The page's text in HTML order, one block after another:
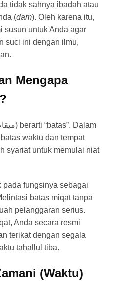
tidak sahnya ibadah atau
(dam). Oleh karena itu,
susun untuk Anda agar
suci ini dengan ilmu,
Mengapa
waktu dan tempat
syariat untuk memulai niat
pada fungsinya sebagai
batas miqat tanpa
pelanggaran serius.
Anda secara resmi
terikat dengan segala
tahallul tiba.
(Waktu)